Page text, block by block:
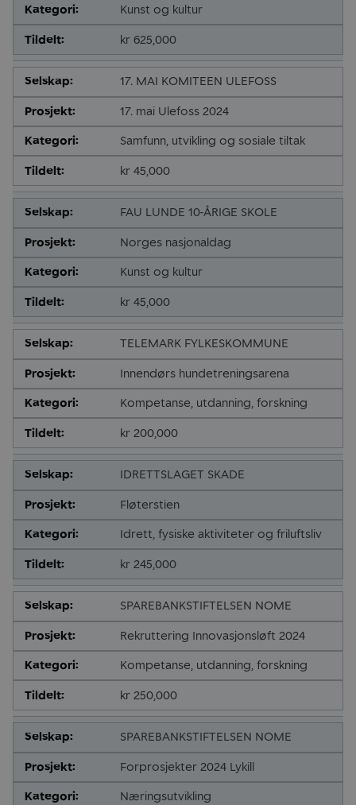
Kunst og kultur
kr 625,000
17. MAI KOMITEEN ULEFOSS
17. mai Ulefoss 2024
Samfunn, utvikling og sosiale tiltak
kr 45,000
FAU LUNDE 10-ÅRIGE SKOLE
Norges nasjonaldag
Kunst og kultur
kr 45,000
TELEMARK FYLKESKOMMUNE
Innendørs hundetreningsarena
Kompetanse, utdanning, forskning
kr 200,000
IDRETTSLAGET SKADE
Fløterstien
Idrett, fysiske aktiviteter og friluftsliv
kr 245,000
SPAREBANKSTIFTELSEN NOME
Rekruttering Innovasjonsløft 2024
Kompetanse, utdanning, forskning
kr 250,000
SPAREBANKSTIFTELSEN NOME
Forprosjekter 2024 Lykill
Næringsutvikling